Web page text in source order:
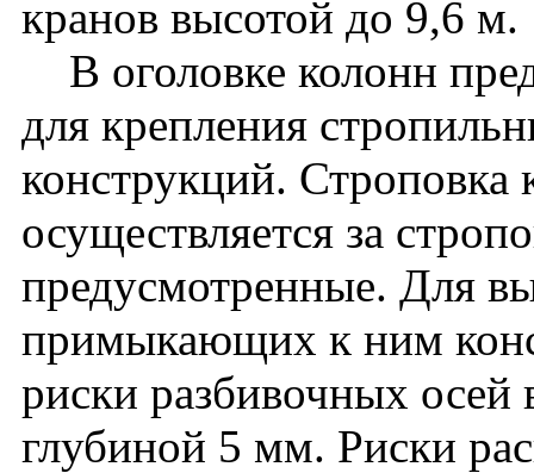
кранов высотой до 9,6 м.
В оголовке колонн
для крепления
конструкций. Строповка
осуществляется за
предусмотренные. Для
примыкающих к ним
риски разбивочных осей
глубиной 5 мм. Риски